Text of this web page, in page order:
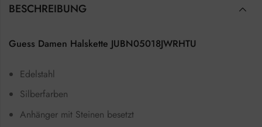
BESCHREIBUNG
Guess Damen Halskette JUBN05018JWRHTU
Edelstahl
Silberfarben
Anhänger mit Steinen besetzt